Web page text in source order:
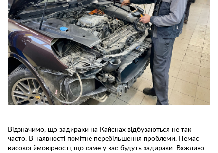
Відзначимо, що задираки на Кайєнах відбуваються не так
часто. В наявності помітне перебільшення проблеми. Немає
високої ймовірності, що саме у вас будуть задираки. Важливо